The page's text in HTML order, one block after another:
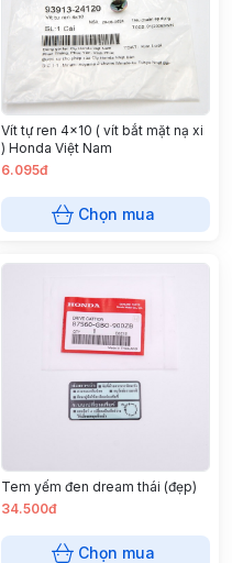
Vít tự ren 4x10 ( vít bắt mặt nạ xi
) Honda Việt Nam
6.095đ
Chọn mua
Tem yếm đen dream thái (đẹp)
34.500đ
Chọn mua